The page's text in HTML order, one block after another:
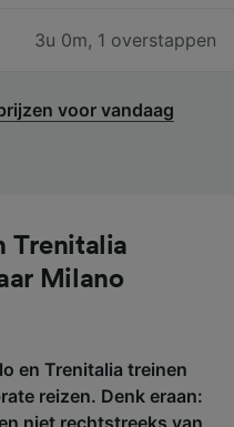
3u 0m, 1 overstappen
voor vandaag
Trenitalia
Milano
en Trenitalia treinen
reizen. Denk eraan:
niet rechtstreeks van